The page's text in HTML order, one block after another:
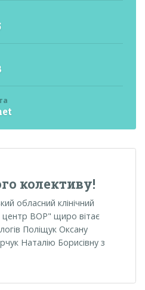
колективу!
обласний клінічний
центр ВОР" щиро вітає
Поліщук Оксану
Наталію Борисівну з